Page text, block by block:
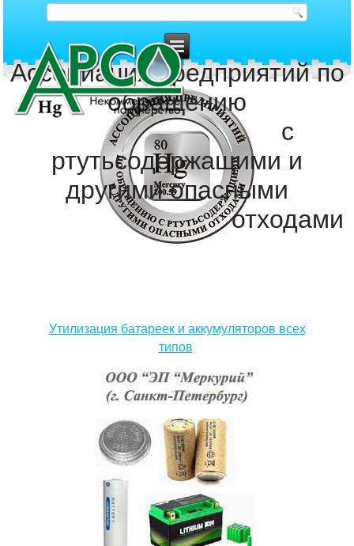
Ассоциация предприятий по
обращению
с
ртутьсодержащими и
другими опасными
отходами
Утилизация батареек и аккумуляторов всех
типов